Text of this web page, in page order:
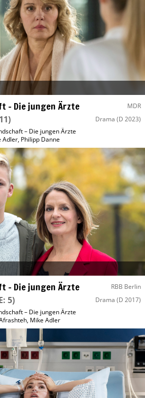
– Die jungen Ärzte MDR
Drama (D 2023)
– Die jungen Ärzte
Adler, Philipp Danne
– Die jungen Ärzte RBB Berlin
5) Drama (D 2017)
– Die jungen Ärzte
, Mike Adler